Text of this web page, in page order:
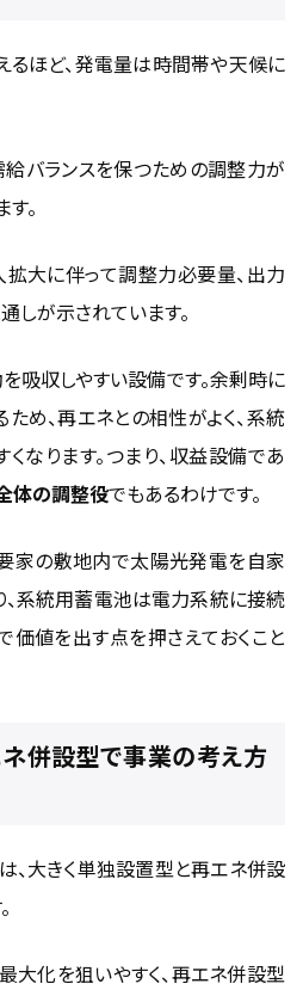
ほど、発電量は時間帯や天候に
バランスを保つための調整力が
。
大に伴って調整力必要量、出力
しが示されています。
吸収しやすい設備です。余剰時に
め、再エネとの相性がよく、系統
なります。つまり、収益設備であ
体の調整役でもあるわけです。
家の敷地内で太陽光発電を自家
系統用蓄電池は電力系統に接続
値を出す点を押さえておくこと
併設型で事業の考え方
大きく単独設置型と再エネ併設
化を狙いやすく、再エネ併設型